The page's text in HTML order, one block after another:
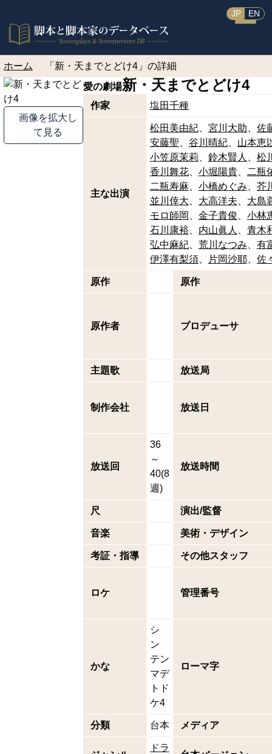
JP EN
ホーム 「新・天までとどけ4」の詳細
画像を拡大し
て見る
愛の劇場新・天までとどけ4
作家 塩田千種
主な出演
松田美由紀 宮川大助
佐
安藤聖
谷川晴紀
山本恵
小笠原茉莉
鈴木賢人
松
香川舞花
小堀陽貴
二瓶
二瓶寿麻
小橋めぐみ
芥
並川倖大
大高洋夫
大島
モロ師岡
金子貴俊
小林
石川康裕
内山眞人
青木
弘中麻紀
荒川なつみ
有
伊澤有梨須
片岡沙耶 佐
原作 原作
原作者 プロデューサ
主題歌 放送局
制作会社 放送日
放送回
36
～
40(8
週)
放送時間
尺 演出/監督
音楽 美術・デザイン
考証・指導 その他スタッフ
ロケ 管理番号
かな
シ
ン
テン
マデ
トド
ケ4
ローマ字
分類 台本 メディア
ドラ